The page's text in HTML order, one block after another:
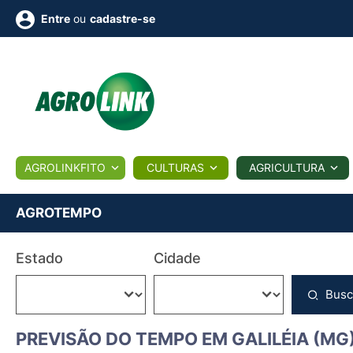
BIOLÓGICOS COTAÇÕES NOTÍCIAS
Conversor Colunistas Eventos
Vídeos
Entre ou cadastre-se
AGROLINKFITO CULTURAS AGRICULTURA
AGROTEMPO
Estado Cidade
PREVISÃO DO TEMPO EM GALILÉIA